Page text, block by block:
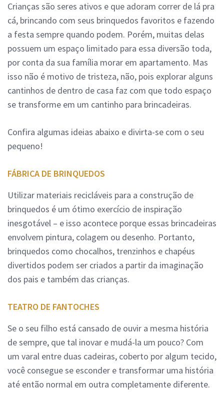
Crianças são seres ativos e que adoram correr de lá pra
cá, brincando com seus brinquedos favoritos e fazendo
a festa sempre quando podem. Porém, muitas delas
possuem um espaço limitado para essa diversão toda,
por conta da sua família morar em apartamento. Mas
isso não é motivo de tristeza, não, pois explorar alguns
cantinhos de dentro de casa faz com que todo espaço
se transforme em um cantinho para brincadeiras.
Confira algumas ideias abaixo e divirta-se com o seu
pequeno!
FÁBRICA DE BRINQUEDOS
Utilizar materiais recicláveis para a construção de
brinquedos é um ótimo exercício de inspiração
inesgotável – e isso acontece porque essas brincadeiras
envolvem pintura, colagem ou desenho. Portanto,
brinquedos como chocalhos, trenzinhos e chapéus
divertidos podem ser criados a partir da imaginação
dos pais e também das crianças.
TEATRO DE FANTOCHES
Se o seu filho está cansado de ouvir a mesma história
de sempre, que tal inovar e mudá-la um pouco? Com
um varal entre duas cadeiras, coberto por algum tecido,
você consegue se esconder e transformar uma história
até então normal em outra completamente diferente.